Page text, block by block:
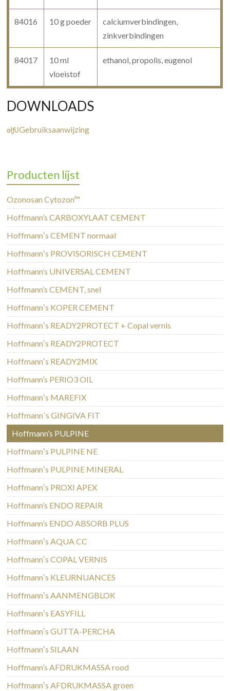
84016 10 g poeder
calciumverbindingen,
zinkverbindingen
84017
10 ml
vloeistof
ethanol, propolis, eugenol
DOWNLOADS
Gebruiksaanwijzing
Producten lijst
Ozonosan Cytozon™
Hoffmann’s CARBOXYLAAT CEMENT
Hoffmannʼs CEMENT normaal
Hoffmannʼs PROVISORISCH CEMENT
Hoffmann’s UNIVERSAL CEMENT
Hoffmann’s CEMENT, snel
Hoffmannʼs KOPER CEMENT
Hoffmannʼs READY2PROTECT + Copal vernis
Hoffmannʼs READY2PROTECT
Hoffmannʼs READY2MIX
Hoffmann’s PERIO3 OIL
Hoffmannʼs MAREFIX
Hoffmann´s GINGIVA FIT
Hoffmann’s PULPINE
Hoffmannʼs PULPINE NE
Hoffmannʼs PULPINE MINERAL
Hoffmannʼs PROXI APEX
Hoffmann’s ENDO REPAIR
Hoffmann’s ENDO ABSORB PLUS
Hoffmannʼs AQUA CC
Hoffmannʼs COPAL VERNIS
Hoffmannʼs KLEURNUANCES
Hoffmannʼs AANMENGBLOK
Hoffmannʼs EASYFILL
Hoffmannʼs GUTTA-PERCHA
Hoffmannʼs SILAAN
Hoffmann’s AFDRUKMASSA rood
Hoffmannʼs AFDRUKMASSA groen